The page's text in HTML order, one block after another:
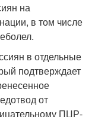
на
в том числе
в отдельные
подтверждает
от
ПЦР-